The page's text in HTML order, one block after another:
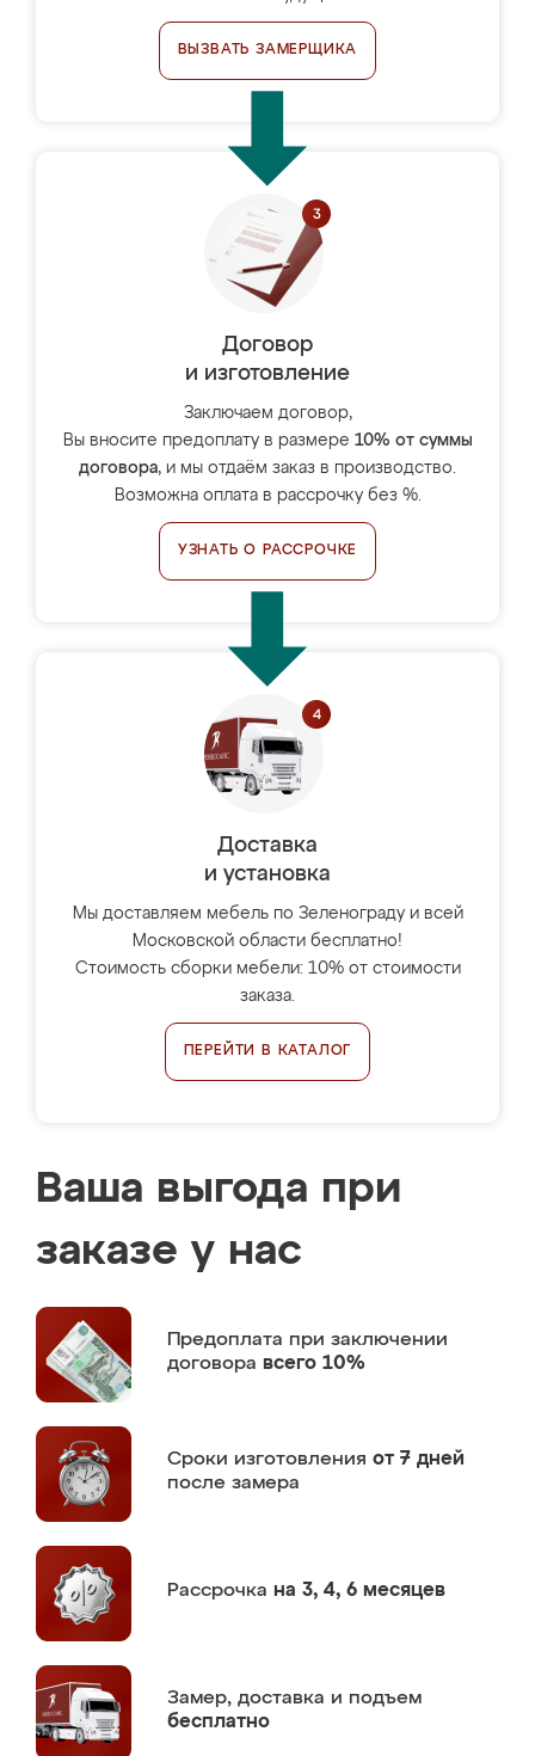
ВЫЗВАТЬ ЗАМЕРЩИКА
Договор
и изготовление
Заключаем договор,
Вы вносите предоплату в размере 10% от суммы
договора, и мы отдаём заказ в производство.
Возможна оплата в рассрочку без %.
УЗНАТЬ О РАССРОЧКЕ
Доставка
и установка
Мы доставляем мебель по Зеленограду и всей
Московской области бесплатно!
Стоимость сборки мебели: 10% от стоимости
заказа.
ПЕРЕЙТИ В КАТАЛОГ
Ваша выгода при
заказе у нас
Предоплата при заключении
договора всего 10%
Сроки изготовления от 7 дней
после замера
Рассрочка на 3, 4, 6 месяцев
Замер, доставка и подъем
бесплатно